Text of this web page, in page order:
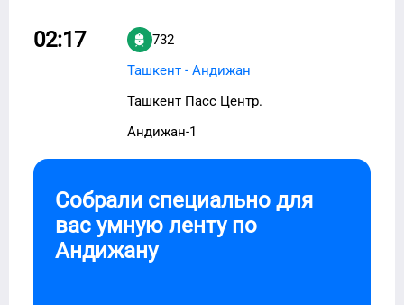
02:17
732
Ташкент - Андижан
Ташкент Пасс Центр.
Андижан-1
Собрали специально для
вас умную ленту по
Андижану